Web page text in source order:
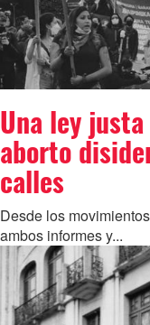
Una ley
aborto
calles
Desde los
ambos informes y...